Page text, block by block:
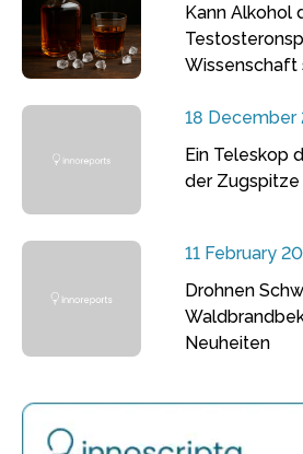
Kann Alkohol
Wissenschaft
18 December
Ein Teleskop
der Zugspitze
11 February
Drohnen
Neuheiten